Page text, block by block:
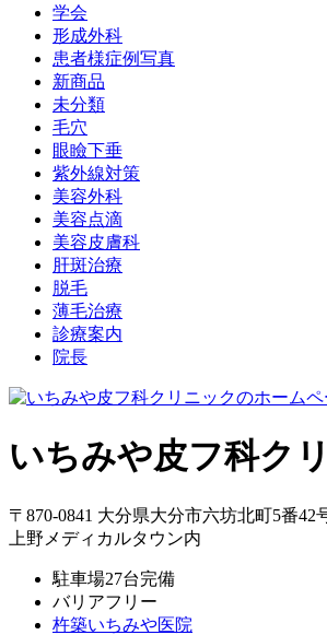
学会
形成外科
患者様症例写真
新商品
未分類
毛穴
眼瞼下垂
紫外線対策
美容外科
美容点滴
美容皮膚科
肝斑治療
脱毛
薄毛治療
診療案内
院長
いちみや皮フ科ク
〒870-0841 大分県大分市六坊北町5番42
上野メディカルタウン内
駐車場27台完備
バリアフリー
杵築いちみや医院